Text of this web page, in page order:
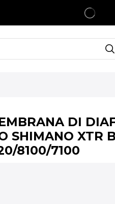
Spedizione gratuita per
DI
SHIMANO XTR
8100/7100